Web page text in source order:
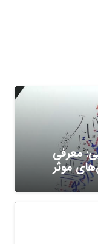
معرفی
موثر